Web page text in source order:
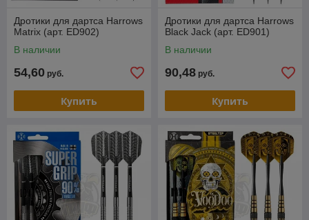
Дротики для дартса Harrows
Matrix (арт. ED902)
В наличии
54,60 руб.
Купить
Дротики для дартса Harrows
Black Jack (арт. ED901)
В наличии
90,48 руб.
Купить